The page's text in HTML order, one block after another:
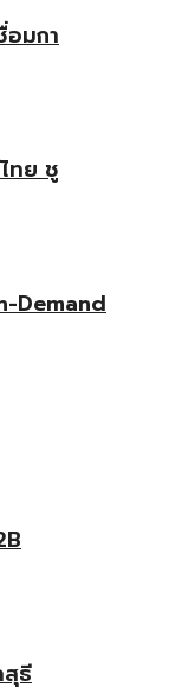
มกา
ทย ชู
Demand
สุธี